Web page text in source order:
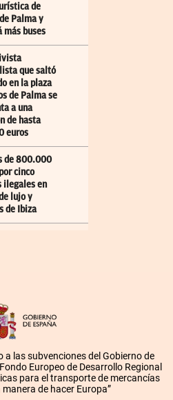
de
Palma y
más buses
que saltó
en la plaza
de Palma se
a una
de hasta
euros
de 800.000
cinco
ilegales en
lujo y
de Ibiza
a las subvenciones del Gobierno de
Europeo de Desarrollo Regional
para el transporte de mercancías
manera de hacer Europa”